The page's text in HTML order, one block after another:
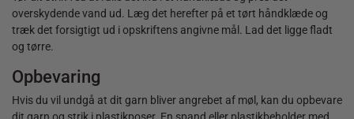
overskydende vand ud. Læg det herefter på et tørt håndklæde og
træk det forsigtigt ud i opskriftens angivne mål. Lad det ligge fladt
og tørre.
Opbevaring
Hvis du vil undgå at dit garn bliver angrebet af møl, kan du opbevare